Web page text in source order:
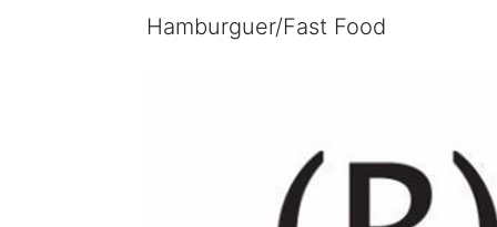
Hamburguer/Fast Food